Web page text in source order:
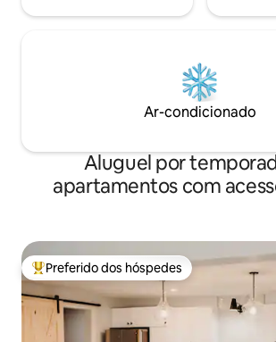
Ar-condicionado
Aluguel por
apartamentos com
Entre os melhores preferidos dos hóspedes
Preferido dos hóspedes